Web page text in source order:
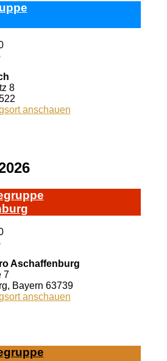
8
anschauen
Aschaffenburg
7
, Bayern 63739
anschauen